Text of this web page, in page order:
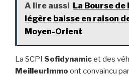
A lire aussi La Bourse
légère baisse en raison
Moyen-Orient
La SCPI Sofidynamicet des
MeilleurImmo ont convaincu